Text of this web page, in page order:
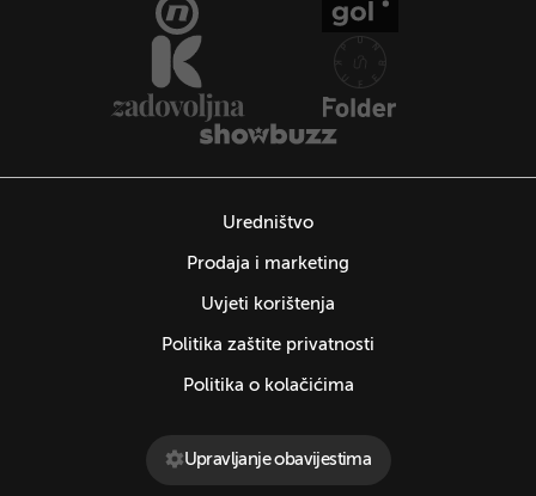
Uredništvo
Prodaja i marketing
Uvjeti korištenja
Politika zaštite privatnosti
Politika o kolačićima
Upravljanje obavijestima